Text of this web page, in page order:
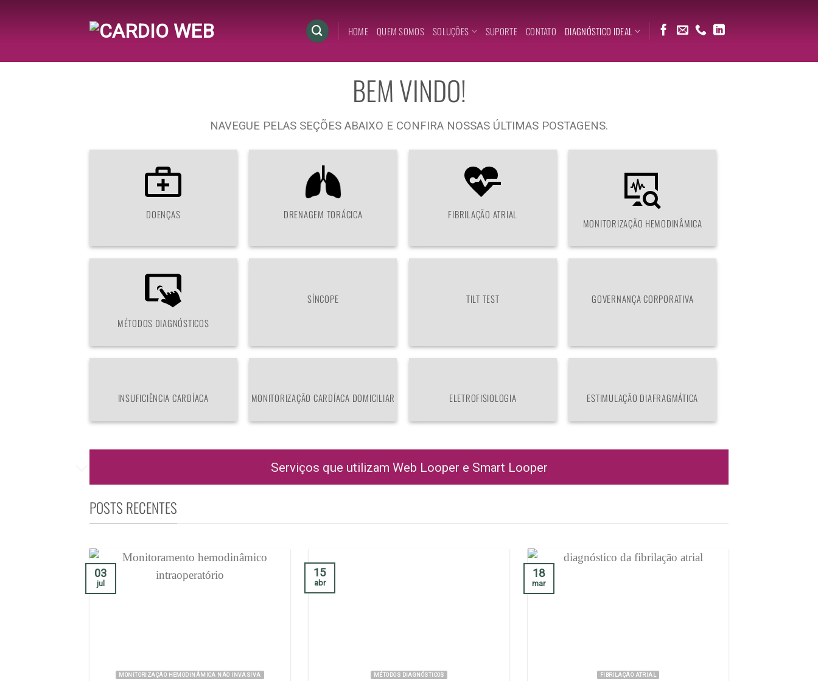
HOME QUEM SOMOS SOLUÇÕES SUPORTE CONTATO DIAGNÓSTICO IDEAL
BEM VINDO!
NAVEGUE PELAS SEÇÕES ABAIXO E CONFIRA NOSSAS ÚLTIMAS POSTAGENS.
DOENÇAS DRENAGEM TORÁCICA FIBRILAÇÃO ATRIAL
MONITORIZAÇÃO HEMODINÂMICA
MÉTODOS DIAGNÓSTICOS
SÍNCOPE TILT TEST GOVERNANÇA CORPORATIVA
INSUFICIÊNCIA CARDÍACA MONITORIZAÇÃO CARDÍACA DOMICILIAR ELETROFISIOLOGIA ESTIMULAÇÃO DIAFRAGMÁTICA
Serviços que utilizam Web Looper e Smart Looper
POSTS RECENTES
MONITORIZAÇÃO HEMODINÂMICA NÃO INVASIVA
03
jul
MÉTODOS DIAGNÓSTICOS
15
abr
FIBRILAÇÃO ATRIAL
18
mar